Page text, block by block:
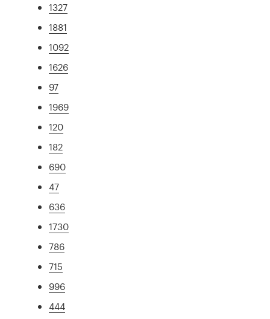
1327
1881
1092
1626
97
1969
120
182
690
47
636
1730
786
715
996
444